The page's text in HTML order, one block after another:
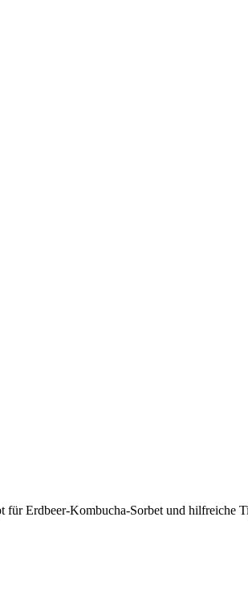
Erdbeer-Kombucha-Sorbet und hilfreiche